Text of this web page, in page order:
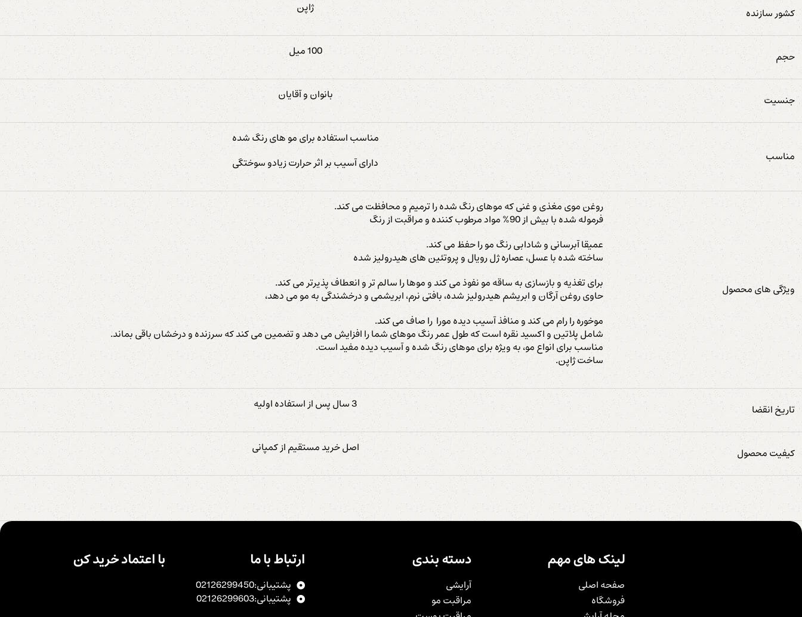
کشور سازنده ژاپن
حجم 100 میل
جنسیت بانوان و آقایان
مناسب
مناسب استفاده برای مو های رنگ شده
دارای آسیب بر اثر حرارت زیادو سوختگی
ویژگی های محصول
روغن موی مغذی و غنی که موهای رنگ شده را ترمیم و محافظت می کند.
فرموله شده با بیش از 90% مواد مرطوب کننده و مراقبت از رنگ
عمیقا آبرسانی و شادابی رنگ مو را حفظ می کند.
ساخته شده با عسل، عصاره ژل رویال و پروتئین های هیدرولیز شده
برای تغذیه و بازسازی به ساقه مو نفوذ می کند و موها را سالم تر و انعطاف پذیرتر می کند.
حاوی روغن آرگان و ابریشم هیدرولیز شده، بافتی نرم، ابریشمی و درخشندگی به مو می دهد،
موخوره را رام می کند و منافذ آسیب دیده مورا را صاف می کند.
شامل پلاتین و اکسید نقره است که طول عمر رنگ موهای شما را افزایش می دهد و تضمین می کند که سرزنده و درخشان باقی بماند.
مناسب برای انواع مو، به ویژه برای موهای رنگ شده و آسیب دیده مفید است.
ساخت ژاپن.
تاریخ انقضا 3 سال پس از استفاده اولیه
کیفیت محصول اصل خرید مستقیم از کمپانی
لینک های مهم
صفحه اصلی
فروشگاه
دسته بندی
آرایشی
مراقبت مو
ارتباط با ما
پشتیبانی:02126299450
پشتیبانی:02126299603
با اعتماد خرید کن